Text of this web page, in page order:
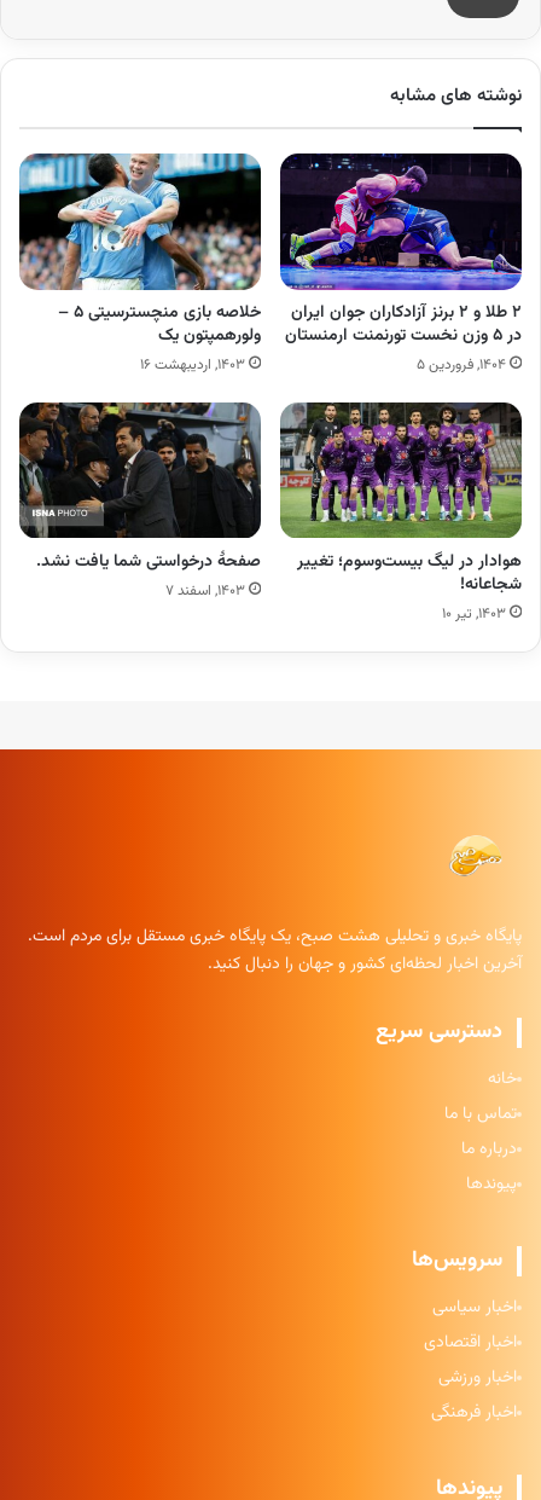
نوشته های مشابه
۲ طلا و ۲ برنز آزادکاران جوان ایران
در ۵ وزن نخست تورنمنت ارمنستان
۱۴۰۴, فروردین ۵
خلاصه بازی منچسترسیتی ۵ –
ولورهمپتون یک
۱۴۰۳, اردیبهشت ۱۶
هوادار در لیگ بیست‌وسوم؛ تغییر
شجاعانه!
۱۴۰۳, تیر ۱۰
صفحهٔ درخواستی شما یافت نشد.
۱۴۰۳, اسفند ۷
پایگاه خبری و تحلیلی هشت صبح، یک پایگاه خبری مستقل برای مردم است.
آخرین اخبار لحظه‌ای کشور و جهان را دنبال کنید.
دسترسی سریع
خانه
تماس با ما
درباره ما
پیوندها
سرویس‌ها
اخبار سیاسی
اخبار اقتصادی
اخبار ورزشی
اخبار فرهنگی
پیوندها